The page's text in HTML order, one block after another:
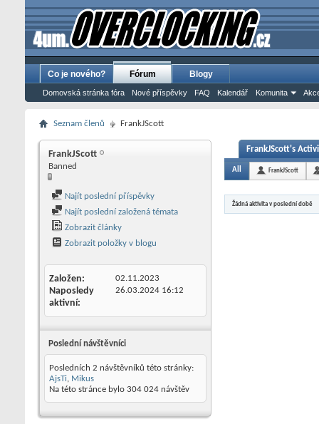
Co je nového? Fórum
Domovská stránka fóra Nové příspěvky FAQ Kalendář Komunita
Blogy
Seznam členů FrankJScott
FrankJScott
Banned
Najít poslední příspěvky
Najít poslední založená témata
Zobrazit články
Zobrazit položky v blogu
Založen 02.11.2023
Naposledy
aktivní
26.03.2024 16:12
Poslední návštěvníci
Posledních 2 návštěvníků této stránky:
AjsTi, Mikus
Na této stránce bylo 304 024 návštěv
FrankJScott's
All FrankJScott
Žádná aktivita v poslední době